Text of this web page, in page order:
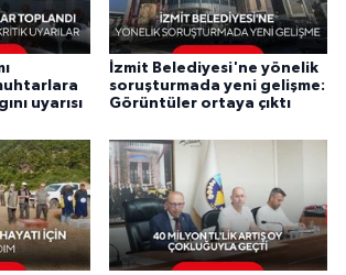
uyarısı
İzmit Belediyesi'ne yönelik
soruşturmada yeni gelişme:
Görüntüler ortaya çıktı